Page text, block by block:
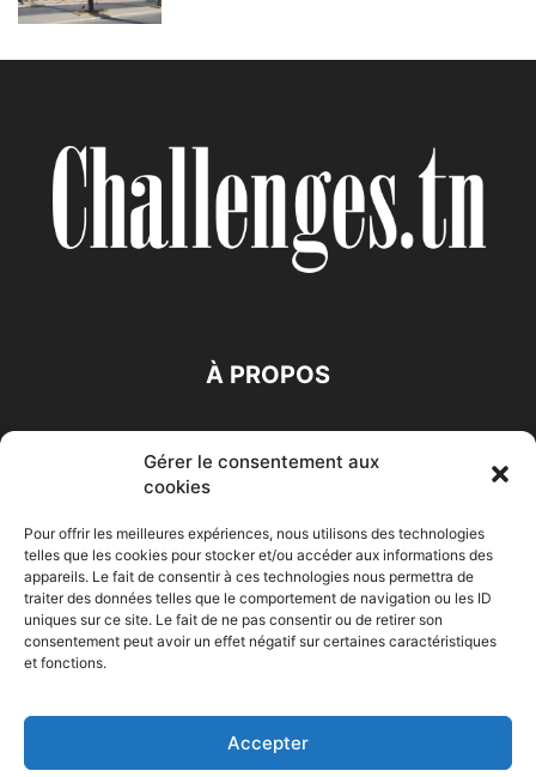
Gérer le consentement aux
cookies
Pour offrir les meilleures expériences, nous utilisons des technologies
telles que les cookies pour stocker et/ou accéder aux informations des
appareils. Le fait de consentir à ces technologies nous permettra de
traiter des données telles que le comportement de navigation ou les ID
uniques sur ce site. Le fait de ne pas consentir ou de retirer son
consentement peut avoir un effet négatif sur certaines caractéristiques
et fonctions.
Accepter
À PROPOS
Accueil Economie Entreprises Entrepreneur
Maghreb
© Challenges.tn By AAKOM.DIGITAL